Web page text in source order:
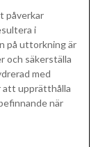
påverkar
i
på uttorkning är
och säkerställa
med
upprätthålla
när